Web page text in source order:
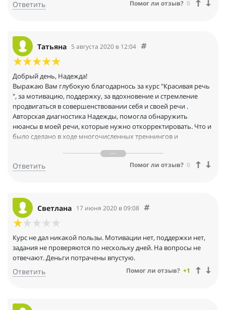
Ответить Помог ли отзыв? 0
Татьяна 5 августа 2020 в 12:04
Добрый день, Надежда!
Выражаю Вам глубокую благодарнось за курс "Красивая речь
", за мотивацию, поддержку, за вдохновение и стремление
продвигаться в совершенствовании себя и своей речи .
Авторская диагностика Надежды, помогла обнаружить
нюансы в моей речи, которые нужно откорректировать. Что и
было сделано в ходе многочисленных треннингов и
Я уже вижу первые результаты и это стмулирует на
дальнейшее развитие!
Ответить Помог ли отзыв? 0
Светлана 17 июня 2020 в 09:08
Курс не дал никакой пользы. Мотивации нет, поддержки нет,
задания не проверяются по нескольку дней. На вопросы не
отвечают. Деньги потрачены впустую.
Ответить Помог ли отзыв? +1